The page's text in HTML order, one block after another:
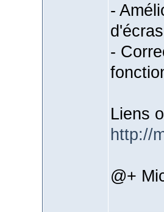
-
-
Liens
http://
@+